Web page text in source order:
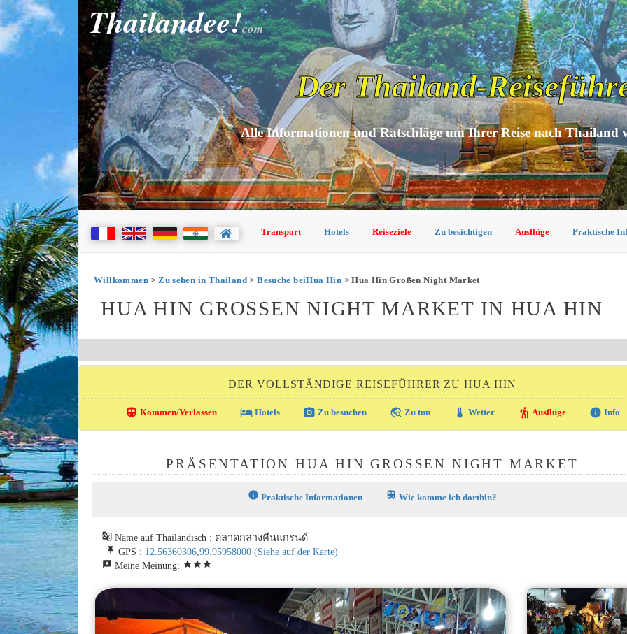
Thailandee!com
Der Thailand-
Alle Informationen und Ratschläge um Ihrer Reise nach Thailand
Transport Hotels Reiseziele Zu besichtigen Ausflüge Praktische
Willkommen>Zu sehen in Thailand>Besuche beiHua Hin > Hua Hin Großen Night Market
HUA HIN GROSSEN NIGHT MARKET IN HUA HIN
DER VOLLSTÄNDIGE REISEFÜHRER ZU HUA HIN
directions_transit Kommen/Verlassen local_hotelHotels photo_camera Zu besuchen travel_explore Zu tun thermostat Wetter hiking Ausflüge info Info
PRÄSENTATION HUA HIN GROSSEN NIGHT MARKET
info Praktische Informationen train Wie komme ich dorthin?
g_translate Name auf Thailändisch : ตลาดกลางคืนแกรนด์
push_pin GPS : 12.56360306,99.95958000 (Siehe auf der Karte)
reviews Meine Meinung: starstarstar